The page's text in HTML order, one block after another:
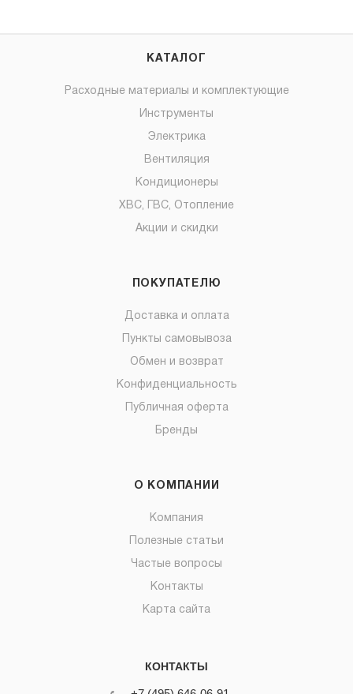
КАТАЛОГ
Расходные материалы и комплектующие
Инструменты
Электрика
Вентиляция
Кондиционеры
ХВС, ГВС, Отопление
Акции и скидки
ПОКУПАТЕЛЮ
Доставка и оплата
Пункты самовывоза
Обмен и возврат
Конфиденциальность
Публичная оферта
Бренды
О КОМПАНИИ
Компания
Полезные статьи
Частые вопросы
Контакты
Карта сайта
КОНТАКТЫ